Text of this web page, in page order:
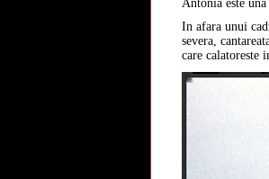
Antonia este
In afara unui
severa,
care calatoreste